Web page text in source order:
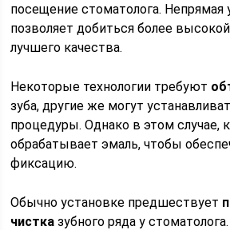
посещение стоматолога. Непрямая
позволяет добиться более
лучшего качества.
Некоторые технологии требуют
зуба, другие же могут
процедуры. Однако в этом случае,
обрабатывает эмаль, чтобы
фиксацию.
Обычно установке предшествует
чистка зубного ряда у